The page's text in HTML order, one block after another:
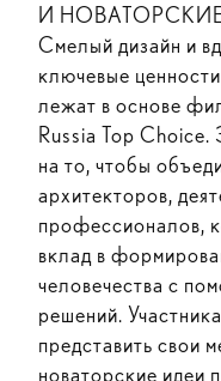
И
Смелый дизайн и
ключевые
лежат в основе
Russia Top Choice.
на то, чтобы
архитекторов,
профессионалов,
вклад в
человечества с
решений.
представить свои
новаторские идеи